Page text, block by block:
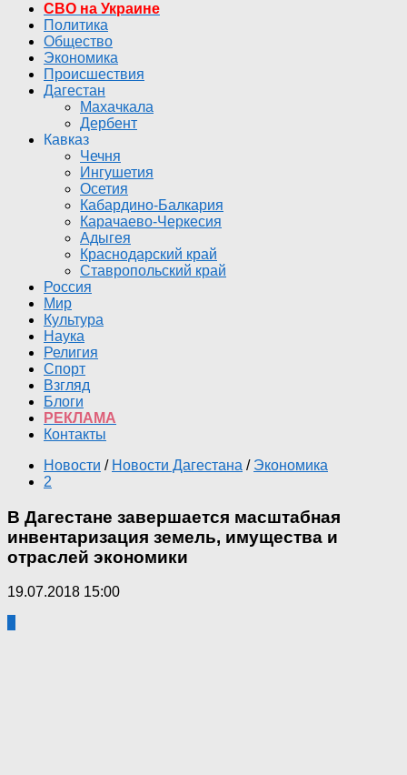
СВО на Украине
Политика
Общество
Экономика
Происшествия
Дагестан
Махачкала
Дербент
Кавказ
Чечня
Ингушетия
Осетия
Кабардино-Балкария
Карачаево-Черкесия
Адыгея
Краснодарский край
Ставропольский край
Россия
Мир
Культура
Наука
Религия
Спорт
Взгляд
Блоги
РЕКЛАМА
Контакты
Новости / Новости Дагестана / Экономика
2
В Дагестане завершается масштабная
инвентаризация земель, имущества и
отраслей экономики
19.07.2018 15:00